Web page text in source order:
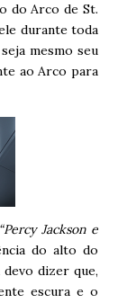
do Arco de St.
durante toda
mesmo seu
ao Arco para
“Percy Jackson e
do alto do
devo dizer que,
escura e o